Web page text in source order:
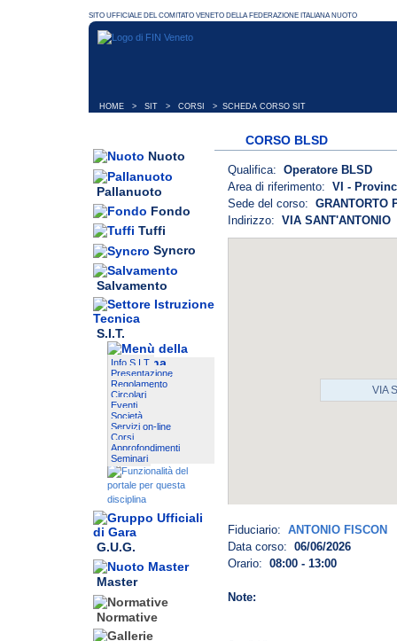
HOME > SIT > CORSI > SCHEDA CORSO SIT
Nuoto
Pallanuoto
Fondo
Tuffi
Syncro
Salvamento
S.I.T.
Info S.I.T.
Presentazione
Regolamento
Circolari
Eventi
Società
Servizi on-line
Corsi
Approfondimenti
Seminari
G.U.G.
Master
Normative
CORSO BLSD
Qualifica: Operatore BLSD
Area di riferimento: VI -
Sede del corso: GRANTORTO
Indirizzo: VIA SANT'ANTONIO
VIA
Fiduciario: ANTONIO FISCON
Data corso: 06/06/2026
Orario: 08:00 - 13:00
Note: